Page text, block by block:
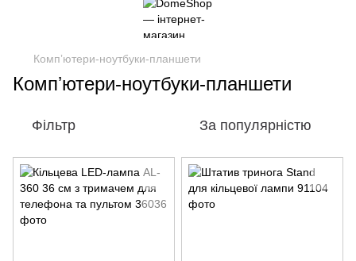
Компʼютери-ноутбуки-планшети
Компʼютери-ноутбуки-планшети
Фільтр За популярністю